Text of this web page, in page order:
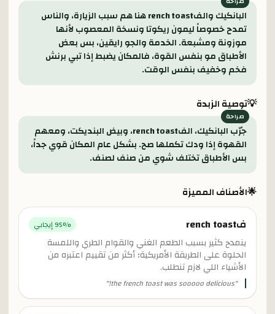
البانكيك والفrench toast هنا هم سبب الزيارة، والناس
تمدح خصوصاً ليمون ريكوتا ونسخة المعصوب لأنها
موزونة ومشبعة. الخدمة والجو رايقين، بس بعض
الأطباق مو بنفس القوة، فالمكان يضبط إذا تبي برنش
فخم وخفيف بنفس الوقت.
💡توصية الزبدة
جرّب البانكيك، الفrench toast، وبيض البنديكت، ومعهم
القهوة إذا ودك تكملها صح. بشكل عام المكان قوي جداً،
بس الأطباق تختلف شوي من صنف لصنف.
🌟الأصناف المميزة
فrench toast 95% إيجابي
ينمدح كثير بسبب الطعم الغني والقوام الطري واللمسة
الحلوة على الطريقة الأمريكية؛ أكثر من تقييم اعتبره من
الأشياء اللي لازم تنطلب.
"
the french toast was sooooo delicious!
"